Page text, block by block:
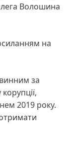
Волошина
на
за
2019 року.